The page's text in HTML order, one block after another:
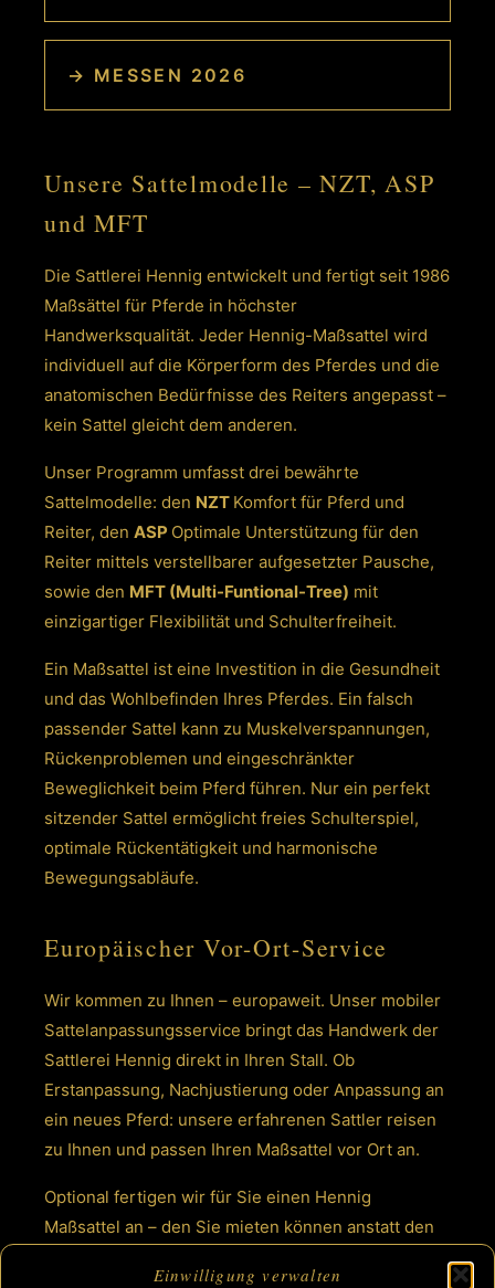
Einwilligung verwalten
→ MESSEN 2026
Unsere Sattelmodelle – NZT, ASP
und MFT
Die Sattlerei Hennig entwickelt und fertigt seit 1986
Maßsättel für Pferde in höchster
Handwerksqualität. Jeder Hennig-Maßsattel wird
individuell auf die Körperform des Pferdes und die
anatomischen Bedürfnisse des Reiters angepasst –
kein Sattel gleicht dem anderen.
Unser Programm umfasst drei bewährte
Sattelmodelle: den NZT Komfort für Pferd und
Reiter, den ASP Optimale Unterstützung für den
Reiter mittels verstellbarer aufgesetzter Pausche,
sowie den MFT (Multi-Funtional-Tree) mit
einzigartiger Flexibilität und Schulterfreiheit.
Ein Maßsattel ist eine Investition in die Gesundheit
und das Wohlbefinden Ihres Pferdes. Ein falsch
passender Sattel kann zu Muskelverspan­nungen,
Rückenproblemen und eingeschränkter
Beweglichkeit beim Pferd führen. Nur ein perfekt
sitzender Sattel ermöglicht freies Schulterspiel,
optimale Rückentätigkeit und harmonische
Bewegungsabläufe.
Europäischer Vor-Ort-Service
Wir kommen zu Ihnen – europaweit. Unser mobiler
Sattelanpassungsservice bringt das Handwerk der
Sattlerei Hennig direkt in Ihren Stall. Ob
Erstanpassung, Nachjustierung oder Anpassung an
ein neues Pferd: unsere erfahrenen Sattler reisen
zu Ihnen und passen Ihren Maßsattel vor Ort an.
Optional fertigen wir für Sie einen Hennig
Maßsattel an – den Sie mieten können anstatt den